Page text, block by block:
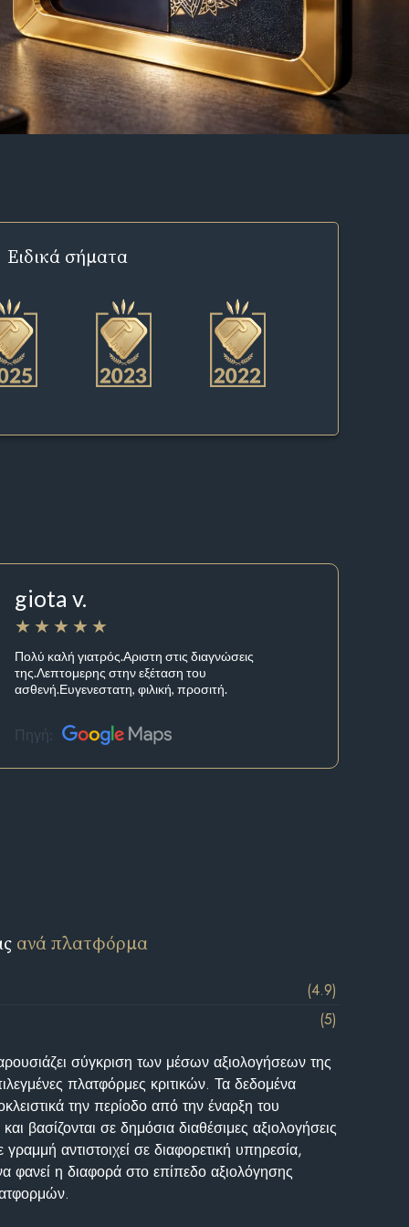
Ειδικά σήματα
giota v.
Πολύ καλή γιατρός.Αριστη στις διαγνώσεις
της.Λεπτομερης στην εξέταση του
ασθενή.Ευγενεστατη, φιλική, προσιτή.
Πηγή:
ανά πλατφόρμα
(4.9)
(5)
σύγκριση των μέσων αξιολογήσεων της
πλατφόρμες κριτικών. Τα δεδομένα
την περίοδο από την έναρξη του
βασίζονται σε δημόσια διαθέσιμες αξιολογήσεις
αντιστοιχεί σε διαφορετική υπηρεσία,
φανεί η διαφορά στο επίπεδο αξιολόγησης